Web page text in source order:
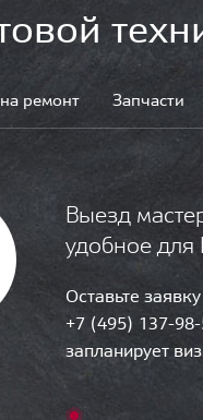
ремонт Запчасти
Выезд
удобное для
Оставьте
+7 (495) 137-
запланирует